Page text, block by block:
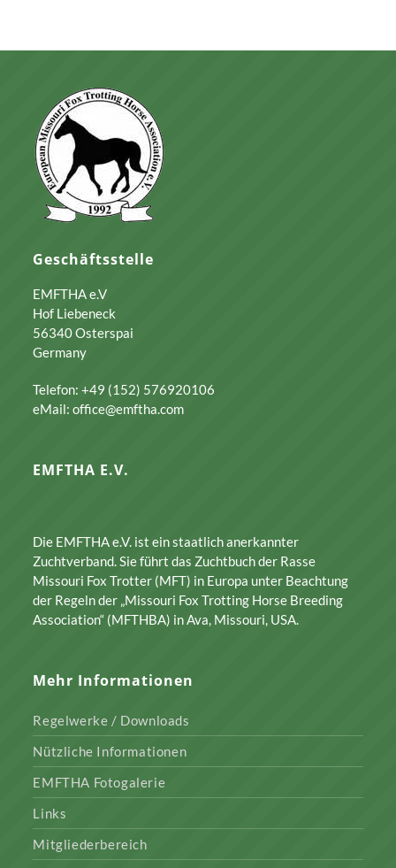
Geschäftsstelle
EMFTHA e.V
Hof Liebeneck
56340 Osterspai
Germany
Telefon: +49 (152) 576920106
eMail: office@emftha.com
EMFTHA E.V.
Die EMFTHA e.V. ist ein staatlich anerkannter
Zuchtverband. Sie führt das Zuchtbuch der Rasse
Missouri Fox Trotter (MFT) in Europa unter Beachtung
der Regeln der „Missouri Fox Trotting Horse Breeding
Association“ (MFTHBA) in Ava, Missouri, USA.
Mehr Informationen
Regelwerke / Downloads
Nützliche Informationen
EMFTHA Fotogalerie
Links
Mitgliederbereich